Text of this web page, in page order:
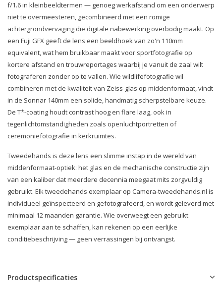
f/1.6 in kleinbeeldtermen — genoeg werkafstand om een onderwerp
niet te overmeesteren, gecombineerd met een romige
achtergrondvervaging die digitale nabewerking overbodig maakt. Op
een Fuji GFX geeft de lens een beeldhoek van zo'n 110mm
equivalent, wat hem bruikbaar maakt voor sportfotografie op
kortere afstand en trouwreportages waarbij je vanuit de zaal wilt
fotograferen zonder op te vallen. Wie wildlifefotografie wil
combineren met de kwaliteit van Zeiss-glas op middenformaat, vindt
in de Sonnar 140mm een solide, handmatig scherpstelbare keuze.
De T*-coating houdt contrast hoog en flare laag, ook in
tegenlichtomstandigheden zoals openluchtportretten of
ceremoniefotografie in kerkruimtes.
Tweedehands is deze lens een slimme instap in de wereld van
middenformaat-optiek: het glas en de mechanische constructie zijn
van een kaliber dat meerdere decennia meegaat mits zorgvuldig
gebruikt. Elk tweedehands exemplaar op Camera-tweedehands.nl is
individueel geïnspecteerd en gefotografeerd, en wordt geleverd met
minimaal 12 maanden garantie. Wie overweegt een gebruikt
exemplaar aan te schaffen, kan rekenen op een eerlijke
conditiebeschrijving — geen verrassingen bij ontvangst.
Productspecificaties